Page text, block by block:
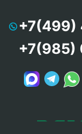
+7(499)
+7(985)